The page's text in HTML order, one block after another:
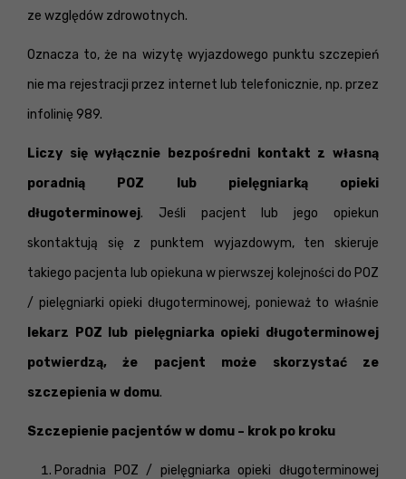
ze względów zdrowotnych.
Oznacza to, że na wizytę wyjazdowego punktu szczepień
nie ma rejestracji przez internet lub telefonicznie, np. przez
infolinię 989.
Liczy się wyłącznie bezpośredni kontakt z własną
poradnią POZ lub pielęgniarką opieki
długoterminowej. Jeśli pacjent lub jego opiekun
skontaktują się z punktem wyjazdowym, ten skieruje
takiego pacjenta lub opiekuna w pierwszej kolejności do POZ
/ pielęgniarki opieki długoterminowej, ponieważ to właśnie
lekarz POZ lub pielęgniarka opieki długoterminowej
potwierdzą, że pacjent może skorzystać ze
szczepienia w domu.
Szczepienie pacjentów w domu – krok po kroku
Poradnia POZ / pielęgniarka opieki długoterminowej